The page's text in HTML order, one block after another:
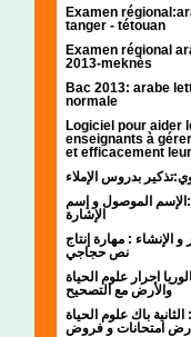
Examen
tanger - tétouan
Examen régional
2013-meknès
Bac 2013: arabe
normale
Logiciel pour aider
enseignants à
et efficacement
بدروس الإملاء
الموصول و إسم
الإشارة
الإنشاء : مهارة إنتاج
نص حجاجي
احرار علوم الحياة
والأرض مع التصحيح
الثانية باك علوم الحياة
امتحانات و فروض